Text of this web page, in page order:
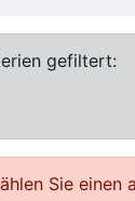
gefiltert:
Sie